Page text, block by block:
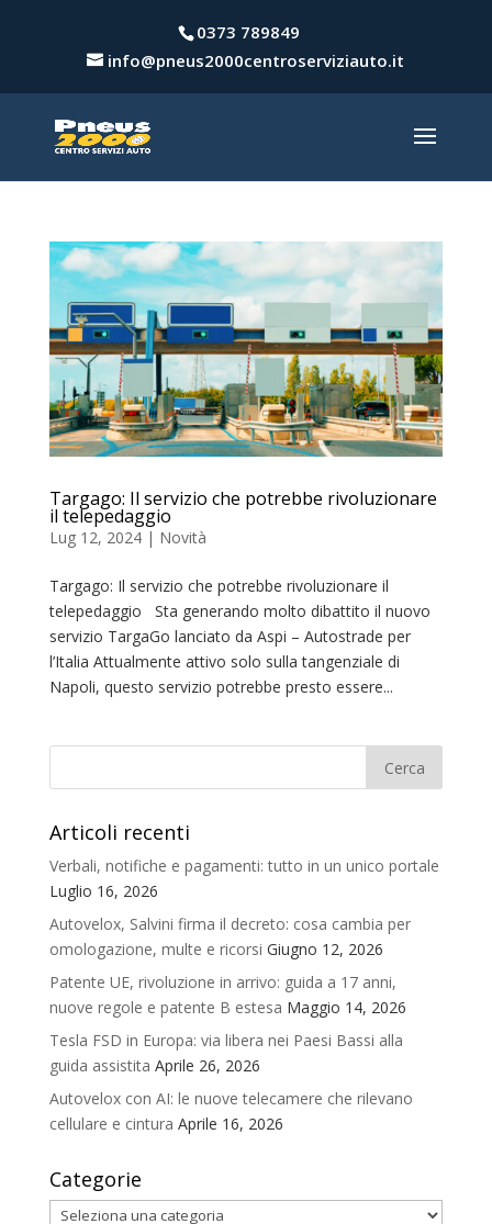
0373 789849
info@pneus2000centroserviziauto.it
Targago: Il servizio che potrebbe rivoluzionare
il telepedaggio
Lug 12, 2024| Novità
Targago: Il servizio che potrebbe rivoluzionare il
telepedaggio Sta generando molto dibattito il nuovo
servizio TargaGo lanciato da Aspi – Autostrade per
l’Italia Attualmente attivo solo sulla tangenziale di
Napoli, questo servizio potrebbe presto essere...
Articoli recenti
Verbali, notifiche e pagamenti: tutto in un unico portale
Luglio 16, 2026
Autovelox, Salvini firma il decreto: cosa cambia per
omologazione, multe e ricorsi Giugno 12, 2026
Patente UE, rivoluzione in arrivo: guida a 17 anni,
nuove regole e patente B estesa Maggio 14, 2026
Tesla FSD in Europa: via libera nei Paesi Bassi alla
guida assistita Aprile 26, 2026
Autovelox con AI: le nuove telecamere che rilevano
cellulare e cintura Aprile 16, 2026
Categorie
Categorie